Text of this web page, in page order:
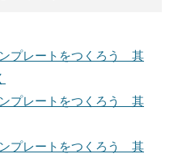
プレートをつくろう 其
プレートをつくろう 其
プレートをつくろう 其